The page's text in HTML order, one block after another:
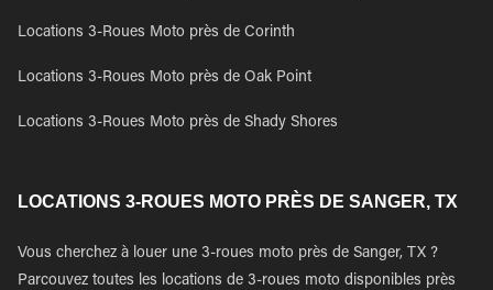
Locations 3-Roues Moto près de Corinth
Locations 3-Roues Moto près de Oak Point
Locations 3-Roues Moto près de Shady Shores
LOCATIONS 3-ROUES MOTO PRÈS DE SANGER, TX
Vous cherchez à louer une 3-roues moto près de Sanger, TX ?
Parcouvez toutes les locations de 3-roues moto disponibles près